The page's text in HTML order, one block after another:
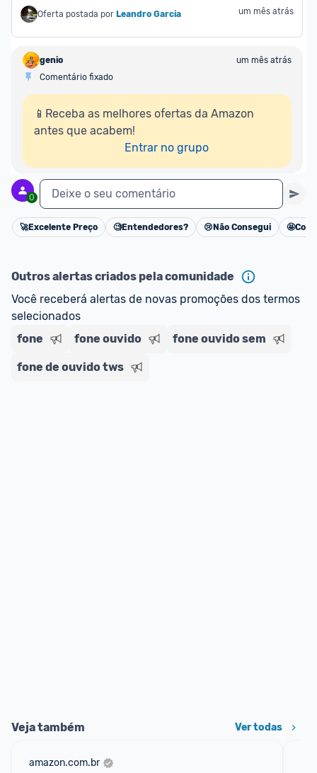
Oferta postada por Leandro Garcia um mês atrás
genio
um mês atrás
Comentário fixado
📱Receba as melhores ofertas da Amazon
antes que acabem!
Entrar no grupo
0 Deixe o seu comentário
Cancelar
🚀Excelente Preço 🧐Entendedores? 😢 Não Consegui 🤩
Outros alertas criados pela comunidade
Você receberá alertas de novas promoções dos termos
selecionados
fone
fone ouvido fone ouvido sem
fone de ouvido tws
Veja também Ver todas
amazon.com.br